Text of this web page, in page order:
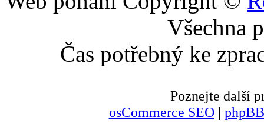
Všechna
Čas potřebný ke
Poznejte další
osCommerce SEO|